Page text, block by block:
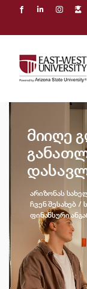
content
მიიღე
არიზონას
ჩვენ შესახებ
ფინანსური